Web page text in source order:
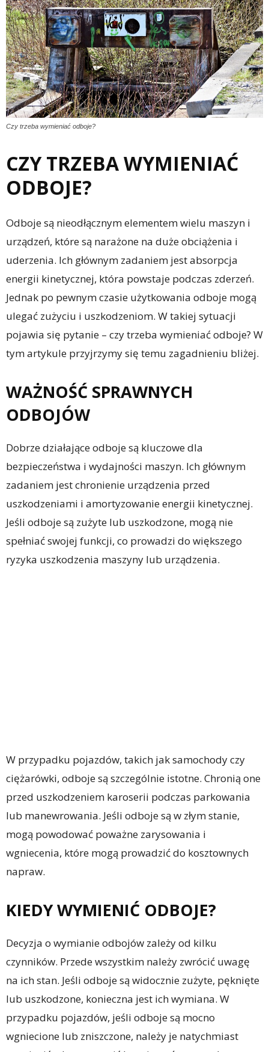
Czy trzeba wymieniać odboje?
CZY TRZEBA WYMIENIAĆ
ODBOJE?
Odboje są nieodłącznym elementem wielu maszyn i
urządzeń, które są narażone na duże obciążenia i
uderzenia. Ich głównym zadaniem jest absorpcja
energii kinetycznej, która powstaje podczas zderzeń.
Jednak po pewnym czasie użytkowania odboje mogą
ulegać zużyciu i uszkodzeniom. W takiej sytuacji
pojawia się pytanie – czy trzeba wymieniać odboje? W
tym artykule przyjrzymy się temu zagadnieniu bliżej.
WAŻNOŚĆ SPRAWNYCH
ODBOJÓW
Dobrze działające odboje są kluczowe dla
bezpieczeństwa i wydajności maszyn. Ich głównym
zadaniem jest chronienie urządzenia przed
uszkodzeniami i amortyzowanie energii kinetycznej.
Jeśli odboje są zużyte lub uszkodzone, mogą nie
spełniać swojej funkcji, co prowadzi do większego
ryzyka uszkodzenia maszyny lub urządzenia.
W przypadku pojazdów, takich jak samochody czy
ciężarówki, odboje są szczególnie istotne. Chronią one
przed uszkodzeniem karoserii podczas parkowania
lub manewrowania. Jeśli odboje są w złym stanie,
mogą powodować poważne zarysowania i
wgniecenia, które mogą prowadzić do kosztownych
napraw.
KIEDY WYMIENIĆ ODBOJE?
Decyzja o wymianie odbojów zależy od kilku
czynników. Przede wszystkim należy zwrócić uwagę
na ich stan. Jeśli odboje są widocznie zużyte, pęknięte
lub uszkodzone, konieczna jest ich wymiana. W
przypadku pojazdów, jeśli odboje są mocno
wgniecione lub zniszczone, należy je natychmiast